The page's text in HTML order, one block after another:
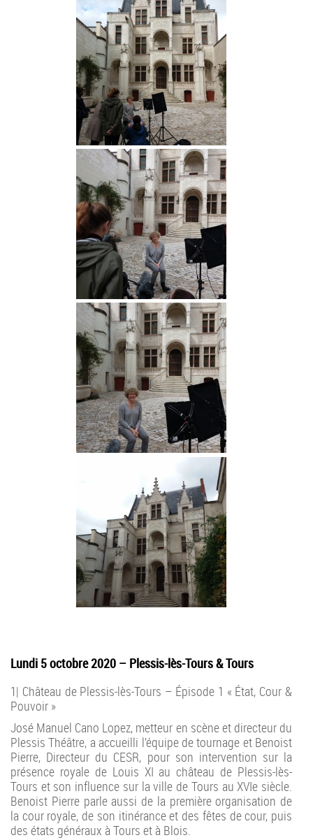
Lundi 5 octobre 2020 – Plessis-lès-Tours & Tours
1| Château de Plessis-lès-Tours – Épisode 1 « État, Cour &
Pouvoir »
José Manuel Cano Lopez, metteur en scène et directeur du
Plessis Théâtre, a accueilli l’équipe de tournage et Benoist
Pierre, Directeur du CESR, pour son intervention sur la
présence royale de Louis XI au château de Plessis-lès-
Tours et son influence sur la ville de Tours au XVIe siècle.
Benoist Pierre parle aussi de la première organisation de
la cour royale, de son itinérance et des fêtes de cour, puis
des états généraux à Tours et à Blois.